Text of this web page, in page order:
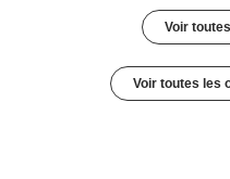
Voir
Voir toutes les